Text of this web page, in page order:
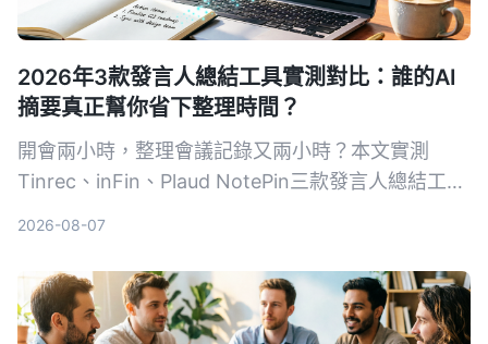
2026年3款發言人總結工具實測對比：誰的AI
摘要真正幫你省下整理時間？
開會兩小時，整理會議記錄又兩小時？本文實測
Tinrec、inFin、Plaud NotePin三款發言人總結工
2026-08-07